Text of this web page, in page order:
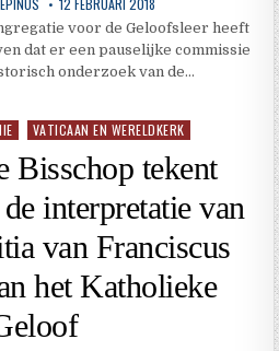
voor de Geloofsleer heeft
dat er een pauselijke commissie
onderzoek van de…
VATICAAN EN WERELDKERK
Bisschop tekent
interpretatie van
van Franciscus
het Katholieke